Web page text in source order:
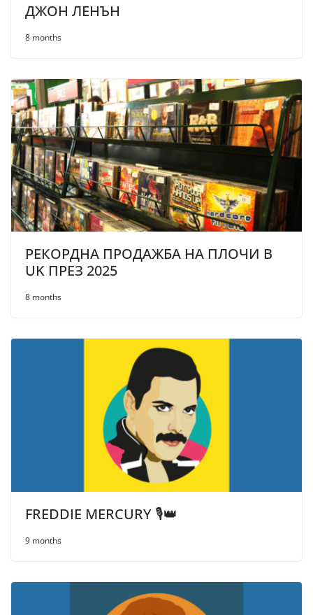
ДЖОН ЛЕНЪН
8 months
РЕКОРДНА ПРОДАЖБА НА ПЛОЧИ В
UK ПРЕЗ 2025
8 months
FREDDIE MERCURY 🎙️👑
9 months